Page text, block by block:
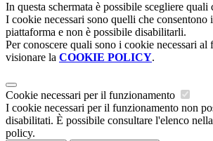
In questa schermata è possibile scegliere quali
I cookie necessari sono quelli che consentono
piattaforma e non è possibile disabilitarli.
Per conoscere quali sono i cookie necessari al
visionare la COOKIE POLICY.
Cookie necessari per il funzionamento
I cookie necessari per il funzionamento non
disabilitati. È possibile consultare l'elenco
policy.